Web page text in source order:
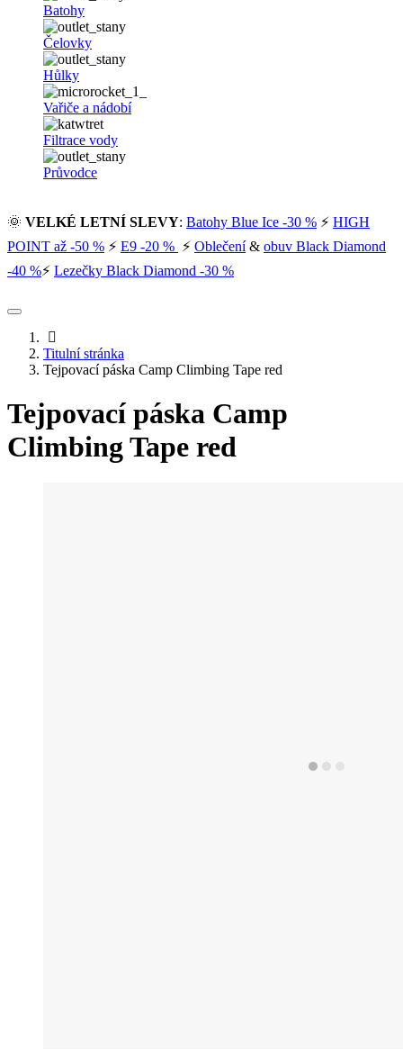
Batohy
Čelovky
Hůlky
Vařiče a nádobí
Filtrace vody
Průvodce
🌞 VELKÉ LETNÍ SLEVY: Batohy Blue Ice -30 % ⚡ HIGH
POINT až -50 % ⚡ E9 -20 % ⚡ Oblečení& obuv Black Diamond
-40 %⚡ Lezečky Black Diamond -30 %
Titulní stránka
Tejpovací páska Camp Climbing Tape red
Tejpovací páska Camp
Climbing Tape red